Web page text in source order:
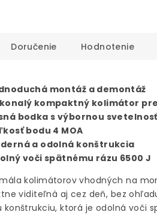
Doručenie Hodnotenie
montáž a demontáž
kompaktný kolimátor
bodka s výbornou
bodu 4 MOA
a odolná konštrukcia
voči spätnému rázu 6500 J
kolimátorov vhodných na
viditeľná aj cez deň, bez
konštrukciu, ktorá je odolná voči